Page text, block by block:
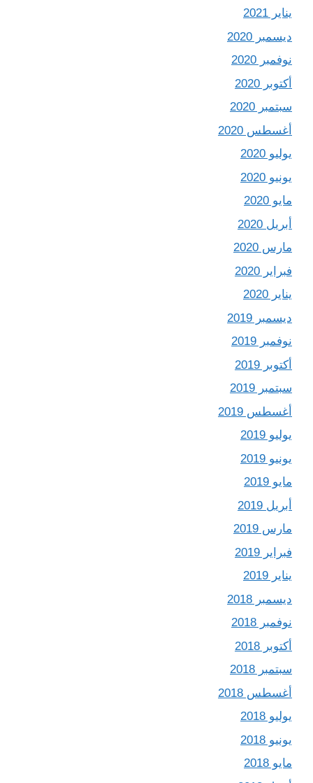
يناير 2021
ديسمبر 2020
نوفمبر 2020
أكتوبر 2020
سبتمبر 2020
أغسطس 2020
يوليو 2020
يونيو 2020
مايو 2020
أبريل 2020
مارس 2020
فبراير 2020
يناير 2020
ديسمبر 2019
نوفمبر 2019
أكتوبر 2019
سبتمبر 2019
أغسطس 2019
يوليو 2019
يونيو 2019
مايو 2019
أبريل 2019
مارس 2019
فبراير 2019
يناير 2019
ديسمبر 2018
نوفمبر 2018
أكتوبر 2018
سبتمبر 2018
أغسطس 2018
يوليو 2018
يونيو 2018
مايو 2018